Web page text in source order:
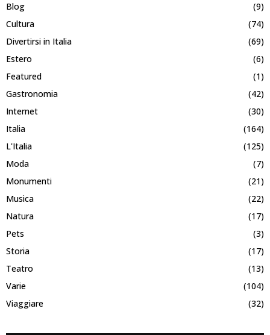
Blog
(9)
Cultura
(74)
Divertirsi in Italia
(69)
Estero
(6)
Featured
(1)
Gastronomia
(42)
Internet
(30)
Italia
(164)
L'Italia
(125)
Moda
(7)
Monumenti
(21)
Musica
(22)
Natura
(17)
Pets
(3)
Storia
(17)
Teatro
(13)
Varie
(104)
Viaggiare
(32)